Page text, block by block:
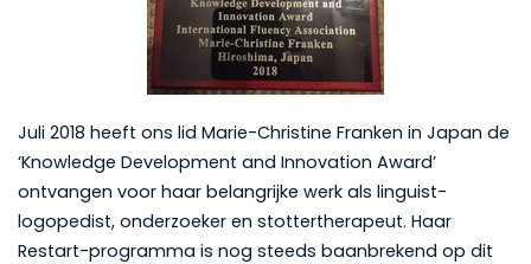
Juli 2018 heeft ons lid Marie-Christine Franken in Japan de
‘Knowledge Development and Innovation Award’
ontvangen voor haar belangrijke werk als linguist-
logopedist, onderzoeker en stottertherapeut. Haar
Restart-programma is nog steeds baanbrekend op dit